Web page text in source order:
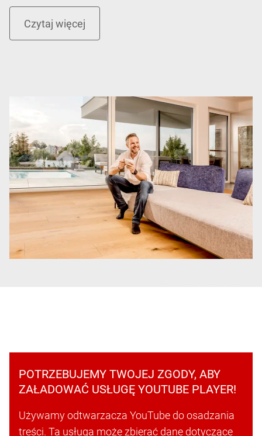
POTRZEBUJEMY TWOJEJ ZGODY, ABY
ZAŁADOWAĆ USŁUGĘ YOUTUBE PLAYER!
Używamy odtwarzacza YouTube do osadzania
treści. Ta usługa może zbierać dane dotyczące